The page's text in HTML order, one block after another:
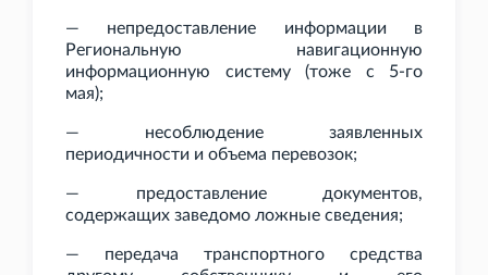
— непредоставление информации в
Региональную навигационную
информационную систему (тоже с 5-го
мая);
— несоблюдение заявленных
периодичности и объема перевозок;
— предоставление документов,
содержащих заведомо ложные сведения;
— передача транспортного средства